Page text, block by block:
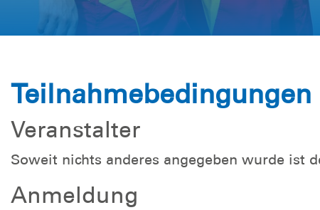
Teilnahmebedingungen
Veranstalter
Soweit nichts anderes angegeben wurde ist
Anmeldung